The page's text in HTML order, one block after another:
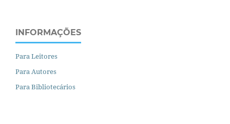
INFORMAÇÕES
Para Leitores
Para Autores
Para Bibliotecários